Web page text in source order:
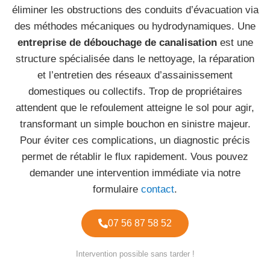
éliminer les obstructions des conduits d’évacuation via
des méthodes mécaniques ou hydrodynamiques. Une
entreprise de débouchage de canalisationest une
structure spécialisée dans le nettoyage, la réparation
et l’entretien des réseaux d’assainissement
domestiques ou collectifs. Trop de propriétaires
attendent que le refoulement atteigne le sol pour agir,
transformant un simple bouchon en sinistre majeur.
Pour éviter ces complications, un diagnostic précis
permet de rétablir le flux rapidement. Vous pouvez
demander une intervention immédiate via notre
formulaire contact.
07 56 87 58 52
Intervention possible sans tarder !